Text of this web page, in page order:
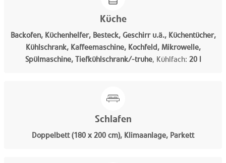
Küche
Backofen, Küchenhelfer, Besteck, Geschirr u.ä., Küchentücher,
Kühlschrank, Kaffeemaschine, Kochfeld, Mikrowelle,
Spülmaschine, Tiefkühlschrank/-truhe, Kühlfach: 20 l
Schlafen
Doppelbett (180 x 200 cm), Klimaanlage, Parkett